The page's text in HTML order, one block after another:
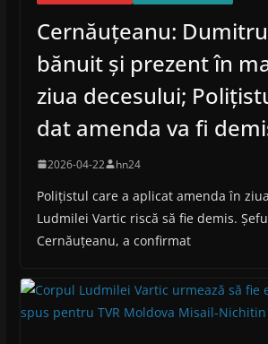
Cernăuțeanu:
bănuit și prezent în
ziua decesului;
dat amenda va fi
2026-04-22 hn24
Polițistul care a aplicat amenda în
Ludmilei Vartic riscă să fie demis.
Cernăuțeanu, a confirmat